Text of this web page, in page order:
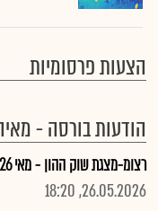
הצעות פרסומיות
הודעות בורסה -
רצומ-מצגת שוק ההון - מאי 2026
26.05.2026, 18:20